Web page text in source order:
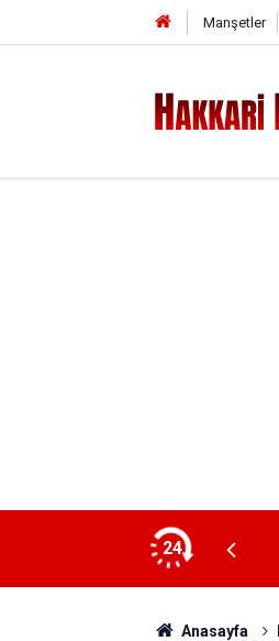
Manşetler
24
İlk kafile yola çıkıyor
Anasayfa